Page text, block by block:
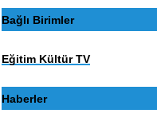
Bağlı Birimler
Eğitim Kültür TV
Haberler